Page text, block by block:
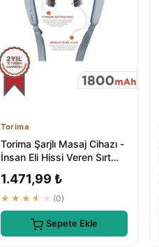
Torima
Torima Şarjlı Masaj Cihazı -
İnsan Eli Hissi Veren Sırt
Masaj Aleti VNB01
1.471,99 ₺
★★★★★ (0)
Sepete Ekle